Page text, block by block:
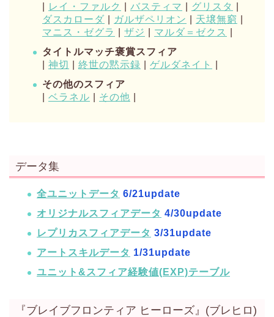
レイ・ファルク バスティマ グリスタ
ダスカローダ
ガルザペリオン 天壌無窮
マニス・ゼグラ
ザジ マルダ＝ゼクス
タイトルマッチ褒賞スフィア
神切 終世の黙示録 ゲルダネイト
その他のスフィア
ベラネル その他
データ集
全ユニットデータ 6/21update
オリジナルスフィアデータ 4/30update
レプリカスフィアデータ 3/31update
アートスキルデータ 1/31update
ユニット&スフィア経験値(EXP)テーブル
『ブレイブフロンティア ヒーローズ』(ブレヒロ)